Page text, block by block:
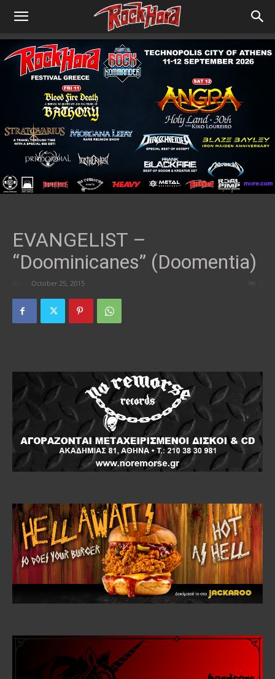
EVANGELIST –
“Doominicanes” (Doomentia)
October 25, 2015